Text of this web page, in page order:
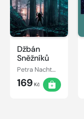
Džbán
Sněžníků
Petra Nachtmanová
169 Kč